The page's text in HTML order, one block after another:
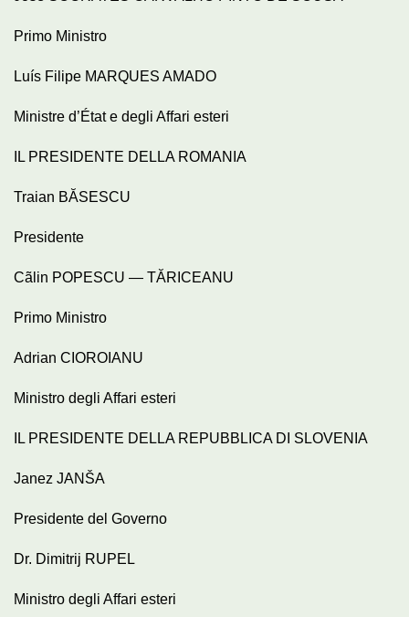
Primo Ministro
Luís Filipe MARQUES AMADO
Ministre d’État e degli Affari esteri
IL PRESIDENTE DELLA ROMANIA
Traian BĂSESCU
Presidente
Cãlin POPESCU — TĂRICEANU
Primo Ministro
Adrian CIOROIANU
Ministro degli Affari esteri
IL PRESIDENTE DELLA REPUBBLICA DI SLOVENIA
Janez JANŠA
Presidente del Governo
Dr. Dimitrij RUPEL
Ministro degli Affari esteri